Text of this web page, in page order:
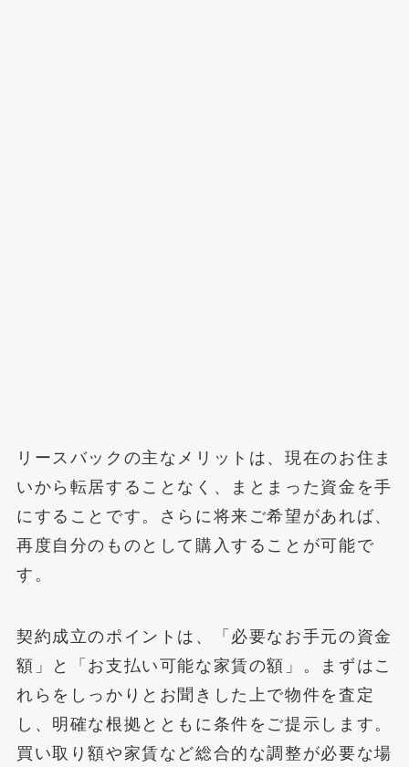
リースバックの主なメリットは、現在のお住ま
いから転居することなく、まとまった資金を手
にすることです。さらに将来ご希望があれば、
再度自分のものとして購入することが可能で
す。
契約成立のポイントは、「必要なお手元の資金
額」と「お支払い可能な家賃の額」。まずはこ
れらをしっかりとお聞きした上で物件を査定
し、明確な根拠とともに条件をご提示します。
買い取り額や家賃など総合的な調整が必要な場